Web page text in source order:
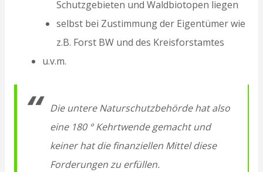
Schutzgebieten und Waldbiotopen liegen
selbst bei Zustimmung der Eigentümer wie
z.B. Forst BW und des Kreisforstamtes
u.v.m.
Die untere Naturschutzbehörde hat also
eine 180 ° Kehrtwende gemacht und
keiner hat die finanziellen Mittel diese
Forderungen zu erfüllen.